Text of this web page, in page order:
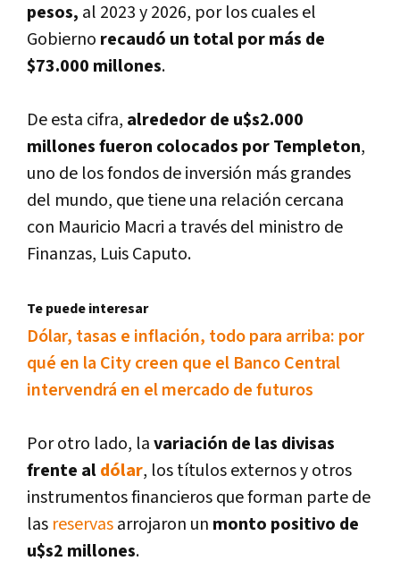
pesos, al 2023 y 2026, por los cuales el
Gobierno recaudó un total por más de
$73.000 millones.
De esta cifra, alrededor de u$s2.000
millones fueron colocados por Templeton,
uno de los fondos de inversión más grandes
del mundo, que tiene una relación cercana
con Mauricio Macri a través del ministro de
Finanzas, Luis Caputo.
Te puede interesar
Dólar, tasas e inflación, todo para arriba: por
qué en la City creen que el Banco Central
intervendrá en el mercado de futuros
Por otro lado, lavariación de las divisas
frente aldólar, los tí­tulos externos y otros
instrumentos financieros que forman parte de
las reservasarrojaron un monto positivo de
u$s2 millones.